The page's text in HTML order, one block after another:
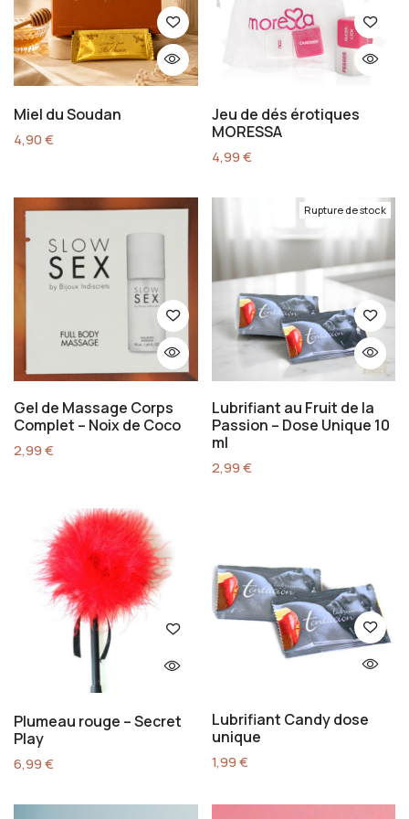
Miel du Soudan
4,90€
Jeu de dés érotiques
MORESSA
4,99€
Gel de Massage Corps
Complet – Noix de Coco
2,99€
Rupture de stock
Lubrifiant au Fruit de la
Passion – Dose Unique 10
ml
2,99€
Plumeau rouge – Secret
Play
6,99€
Lubrifiant Candy dose
unique
1,99€